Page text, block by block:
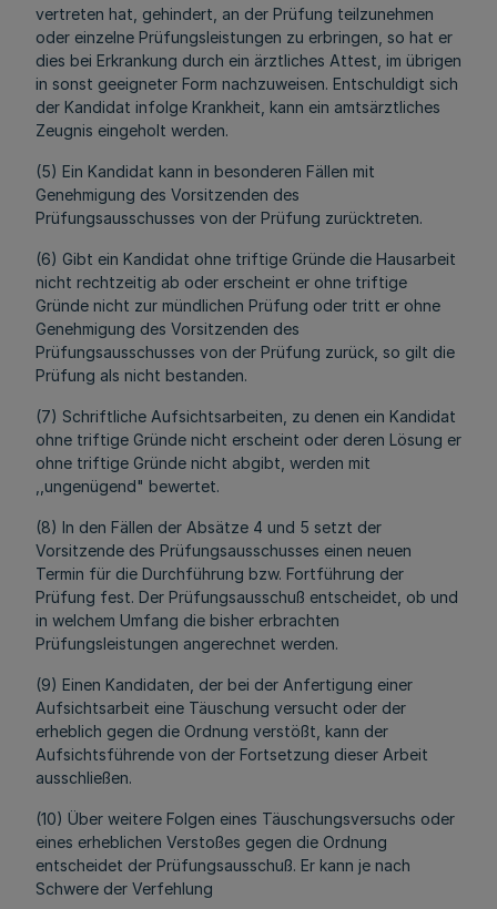
vertreten hat, gehindert, an der Prüfung teilzunehmen
oder einzelne Prüfungsleistungen zu erbringen, so hat er
dies bei Erkrankung durch ein ärztliches Attest, im übrigen
in sonst geeigneter Form nachzuweisen. Entschuldigt sich
der Kandidat infolge Krankheit, kann ein amtsärztliches
Zeugnis eingeholt werden.
(5) Ein Kandidat kann in besonderen Fällen mit
Genehmigung des Vorsitzenden des
Prüfungsausschusses von der Prüfung zurücktreten.
(6) Gibt ein Kandidat ohne triftige Gründe die Hausarbeit
nicht rechtzeitig ab oder erscheint er ohne triftige
Gründe nicht zur mündlichen Prüfung oder tritt er ohne
Genehmigung des Vorsitzenden des
Prüfungsausschusses von der Prüfung zurück, so gilt die
Prüfung als nicht bestanden.
(7) Schriftliche Aufsichtsarbeiten, zu denen ein Kandidat
ohne triftige Gründe nicht erscheint oder deren Lösung er
ohne triftige Gründe nicht abgibt, werden mit
,,ungenügend" bewertet.
(8) In den Fällen der Absätze 4 und 5 setzt der
Vorsitzende des Prüfungsausschusses einen neuen
Termin für die Durchführung bzw. Fortführung der
Prüfung fest. Der Prüfungsausschuß entscheidet, ob und
in welchem Umfang die bisher erbrachten
Prüfungsleistungen angerechnet werden.
(9) Einen Kandidaten, der bei der Anfertigung einer
Aufsichtsarbeit eine Täuschung versucht oder der
erheblich gegen die Ordnung verstößt, kann der
Aufsichtsführende von der Fortsetzung dieser Arbeit
ausschließen.
(10) Über weitere Folgen eines Täuschungsversuchs oder
eines erheblichen Verstoßes gegen die Ordnung
entscheidet der Prüfungsausschuß. Er kann je nach
Schwere der Verfehlung